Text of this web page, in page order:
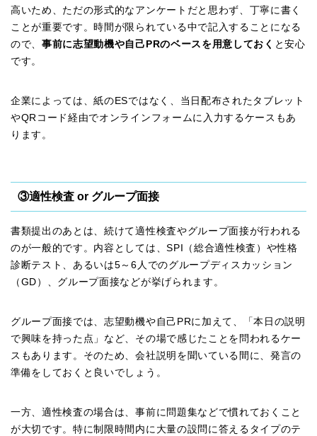
高いため、ただの形式的なアンケートだと思わず、丁寧に書く
ことが重要です。時間が限られている中で記入することになる
ので、事前に志望動機や自己PRのベースを用意しておく と安心
です。
企業によっては、紙のESではなく、当日配布されたタブレット
やQRコード経由でオンラインフォームに入力するケースもあ
ります。
③適性検査 or グループ面接
書類提出のあとは、続けて適性検査やグループ面接が行われる
のが一般的です。内容としては、SPI（総合適性検査）や性格
診断テスト、あるいは5～6人でのグループディスカッション
（GD）、グループ面接などが挙げられます。
グループ面接では、志望動機や自己PRに加えて、「本日の説明
で興味を持った点」など、その場で感じたことを問われるケー
スもあります。そのため、会社説明を聞いている間に、発言の
準備をしておくと良いでしょう。
一方、適性検査の場合は、事前に問題集などで慣れておくこと
が大切です。特に制限時間内に大量の設問に答えるタイプのテ